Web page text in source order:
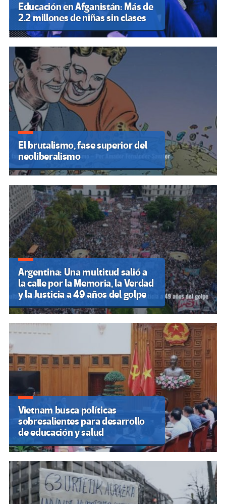
Educación en Afganistán: Más de
2.2 millones de niñas sin clases
El brutalismo, fase superior del
neoliberalismo
Argentina: Una multitud salió a
la calle por la Memoria, la Verdad
y la Justicia a 49 años del golpe
Vietnam busca políticas
sobresalientes para desarrollo
de educación y salud